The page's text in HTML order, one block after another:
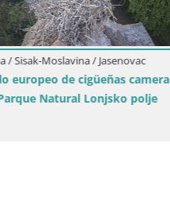
Croacia / Sisak-Moslavina / Novska
Camera en vivo Grad Novska